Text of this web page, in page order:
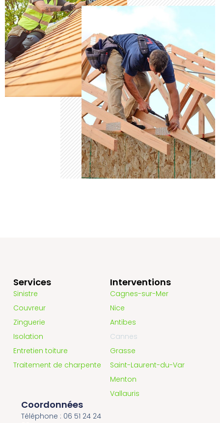
Services
Sinistre
Couvreur
Zinguerie
Isolation
Entretien toiture
Traitement de charpente
Interventions
Cagnes-sur-Mer
Nice
Antibes
Cannes
Grasse
Saint-Laurent-du-Var
Menton
Vallauris
Coordonnées
Téléphone : 06 51 24 24